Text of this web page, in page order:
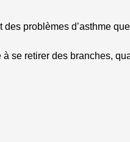
problèmes d’asthme
se retirer des branches,